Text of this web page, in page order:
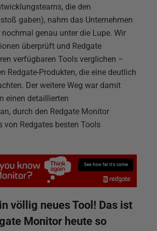
die den
gaben), nahm das Unternehmen
genau unter die Lupe. Wir
überprüft und Redgate
verfügbaren Tools verglichen –
Redgate-Produkten, die eine deutlich
Der weitere Weg war damit
einen detaillierten
durch den Redgate Monitor
von Redgates besten Tools
völlig neues Tool! Das ist
Monitor heute so